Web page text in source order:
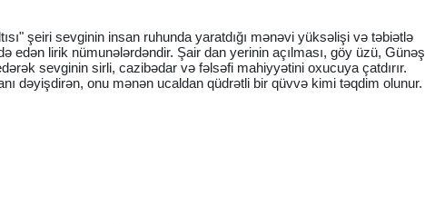
şeiri sevginin insan ruhunda yaratdığı mənəvi yüksəlişi və təbiətlə
edən lirik nümunələrdəndir. Şair dan yerinin açılması, göy üzü, Günəş
sevginin sirli, cazibədar və fəlsəfi mahiyyətini oxucuya çatdırır.
dəyişdirən, onu mənən ucaldan qüdrətli bir qüvvə kimi təqdim olunur.